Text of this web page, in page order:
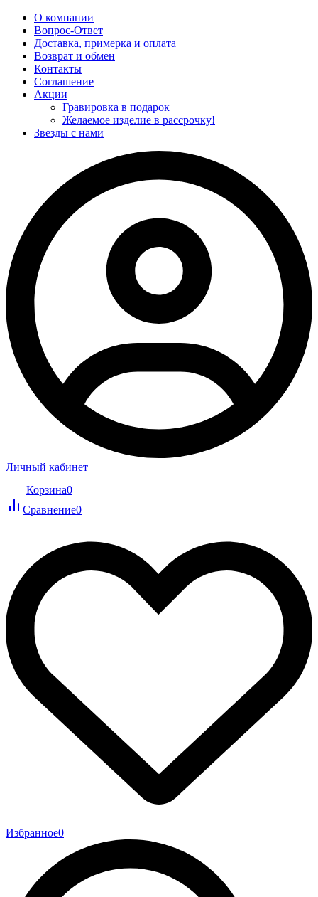
О компании
Вопрос-Ответ
Доставка, примерка и оплата
Возврат и обмен
Контакты
Соглашение
Акции
Гравировка в подарок
Желаемое изделие в рассрочку!
Звезды с нами
Личный кабинет
Корзина0
Сравнение0
Избранное0